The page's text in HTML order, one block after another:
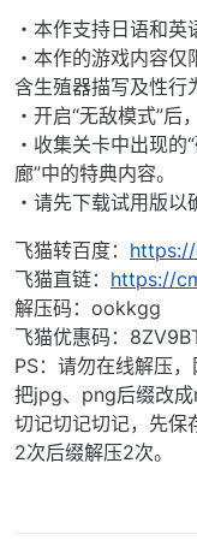
・本作支持日语和英
・本作的游戏内容
含生殖器描写及性行
・开启“无敌模式”后
・收集关卡中出现的
廊”中的特典内容。
・请先下载试用版以
飞猫转百度：
飞猫直链： https://
解压码：ookkgg
飞猫优惠码：
PS：请勿在线解压
把jpg、png后缀改
切记切记切记，先保
2次后缀解压2次。